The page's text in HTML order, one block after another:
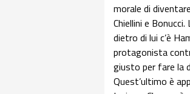
morale di
Chiellini e
dietro di lui c’è
protagonista
giusto per fare la
Quest’ultimo è